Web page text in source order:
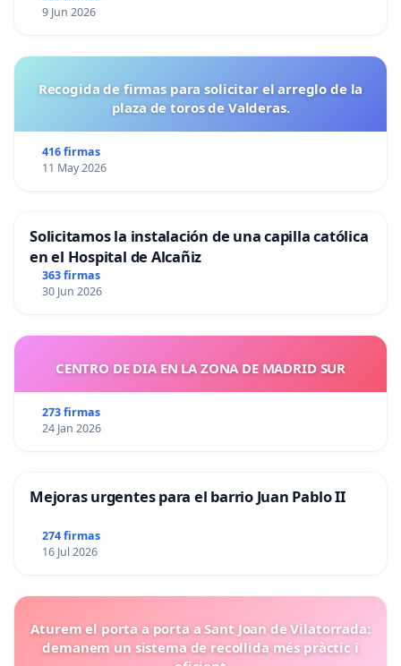
9 Jun 2026
Recogida de firmas para solicitar el arreglo de la
plaza de toros de Valderas.
416 firmas
11 May 2026
Solicitamos la instalación de una capilla católica
en el Hospital de Alcañiz
363 firmas
30 Jun 2026
CENTRO DE DIA EN LA ZONA DE MADRID SUR
273 firmas
24 Jan 2026
Mejoras urgentes para el barrio Juan Pablo II
274 firmas
16 Jul 2026
Aturem el porta a porta a Sant Joan de Vilatorrada:
demanem un sistema de recollida més pràctic i